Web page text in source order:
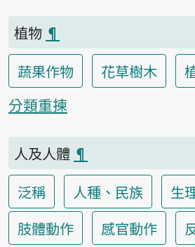
植物 ¶
蔬果作物
花草樹木
分類重揀
人及人體 ¶
泛稱
人種、民族
生
肢體動作
感官動作